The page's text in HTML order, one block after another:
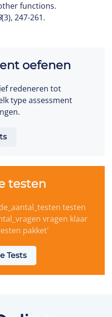
functions.
(3), 247-261.
oefenen
redeneren tot
type assessment
testen
testen
vragen klaar
pakket'
Tests